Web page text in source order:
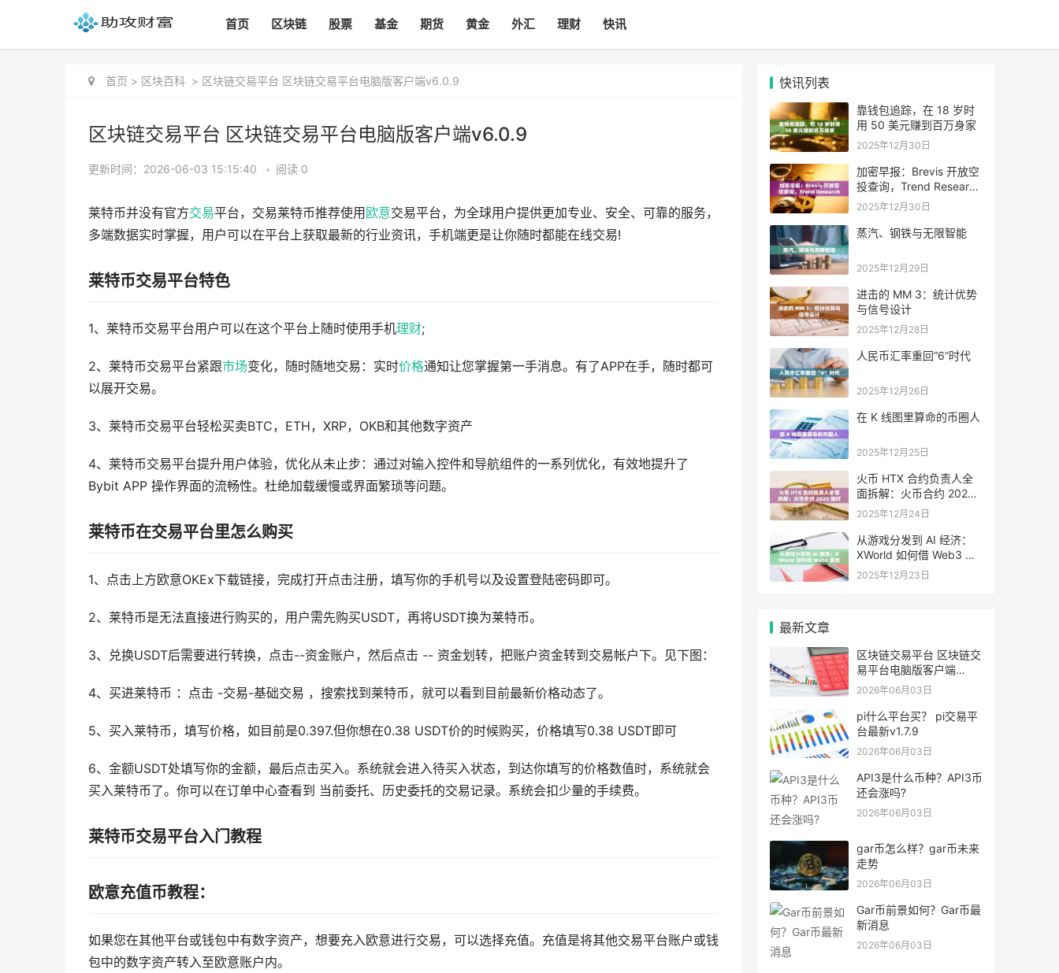
首页 区块链 股票 基金 期货 黄金 外汇 理财 快讯
首页 > 区块百科 > 区块链交易平台 区块链交易平台电脑版客户端v6.0.9
区块链交易平台 区块链交易平台电脑版客户端v6.0.9
更新时间：2026-06-03 15:15:40 • 阅读 0
莱特币并没有官方交易平台，交易莱特币推荐使用 欧意交易平台，为全球用户提供更加专业、安全、可靠的服务，
多端数据实时掌握，用户可以在平台上获取最新的行业资讯，手机端更是让你随时都能在线交易!
莱特币交易平台特色
1、莱特币交易平台用户可以在这个平台上随时使用手机理财;
2、莱特币交易平台紧跟市场变化，随时随地交易：实时价格通知让您掌握第一手消息。有了APP在手，随时都可
以展开交易。
3、莱特币交易平台轻松买卖BTC，ETH，XRP，OKB和其他数字资产
4、莱特币交易平台提升用户体验，优化从未止步：通过对输入控件和导航组件的一系列优化，有效地提升了
Bybit APP 操作界面的流畅性。杜绝加载缓慢或界面繁琐等问题。
莱特币在交易平台里怎么购买
1、点击上方欧意OKEx下载链接，完成打开点击注册，填写你的手机号以及设置登陆密码即可。
2、莱特币是无法直接进行购买的，用户需先购买USDT，再将USDT换为莱特币。
3、兑换USDT后需要进行转换，点击--资金账户，然后点击 -- 资金划转，把账户资金转到交易帐户下。见下图：
4、买进莱特币 ：点击 -交易-基础交易 ，搜索找到莱特币，就可以看到目前最新价格动态了。
5、买入莱特币，填写价格，如目前是0.397.但你想在0.38 USDT价的时候购买，价格填写0.38 USDT即可
6、金额USDT处填写你的金额，最后点击买入。系统就会进入待买入状态，到达你填写的价格数值时，系统就会
买入莱特币了。你可以在订单中心查看到 当前委托、历史委托的交易记录。系统会扣少量的手续费。
莱特币交易平台入门教程
欧意充值币教程：
如果您在其他平台或钱包中有数字资产，想要充入欧意进行交易，可以选择充值。充值是将其他交易平台账户或钱
包中的数字资产转入至欧意账户内。
快讯列表
靠钱包追踪，在 18 岁时
用 50 美元赚到百万身家
2025年12月30日
加密早报：Brevis 开放空
投查询，Trend Research
单日增持超 4.6 万枚 ETH
2025年12月30日
蒸汽、钢铁与无限智能
2025年12月29日
进击的 MM 3：统计优势
与信号设计
2025年12月28日
人民币汇率重回“6”时代
2025年12月26日
在 K 线图里算命的币圈人
2025年12月25日
火币 HTX 合约负责人全
面拆解：火币合约 2025
做对了什么，又将走向哪
2025年12月24日
从游戏分发到 AI 经济：
XWorld 如何借 Web3 激
励之力重写价值分配？
2025年12月23日
最新文章
区块链交易平台 区块链交
易平台电脑版客户端
v6.0.9
2026年06月03日
pi什么平台买？ pi交易平
台最新v1.7.9
2026年06月03日
API3是什么币种？API3币
还会涨吗?
2026年06月03日
gar币怎么样？gar币未来
走势
2026年06月03日
Gar币前景如何？Gar币最
新消息
2026年06月03日